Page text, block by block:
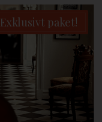
Exklusivt paket!